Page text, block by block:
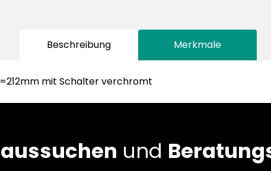
Beschreibung Merkmale
mit Schalter verchromt
und